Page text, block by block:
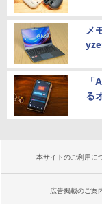
メ
る
本サイトのご利用に
広告掲載のご案